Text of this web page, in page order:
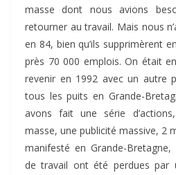
masse dont nous avions
retourner au travail. Mais nous
en 84, bien qu’ils supprimèrent
près 70 000 emplois. On était
revenir en 1992 avec un autre
tous les puits en Grande-
avons fait une série
masse, une publicité massive, 2
manifesté en Grande-
de travail ont été perdues par